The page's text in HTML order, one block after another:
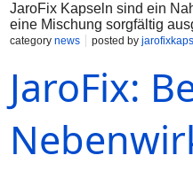
JaroFix Kapseln sind ein
eine Mischung sorgfältig
schließen und den Körper
category news posted by
JaroFix: